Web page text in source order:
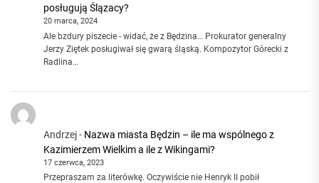
posługują Ślązacy?
20 marca, 2024
Ale bzdury piszecie - widać, że z Będzina… Prokurator generalny
Jerzy Ziętek posługiwał się gwarą śląską. Kompozytor Górecki z
Radlina…
Andrzej- Nazwa miasta Będzin – ile ma wspólnego z
Kazimierzem Wielkim a ile z Wikingami?
17 czerwca, 2023
Przepraszam za literówkę. Oczywiście nie Henryk II pobił